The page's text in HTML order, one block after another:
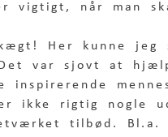
vigtigt, når man
Her kunne
Det var sjovt at
inspirerende
ikke rigtig nogle
tilbød.